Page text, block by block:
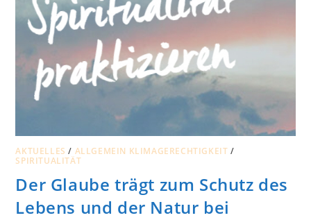
AKTUELLES / ALLGEMEIN KLIMAGERECHTIGKEIT /
SPIRITUALITÄT
Der Glaube trägt zum Schutz des
Lebens und der Natur bei